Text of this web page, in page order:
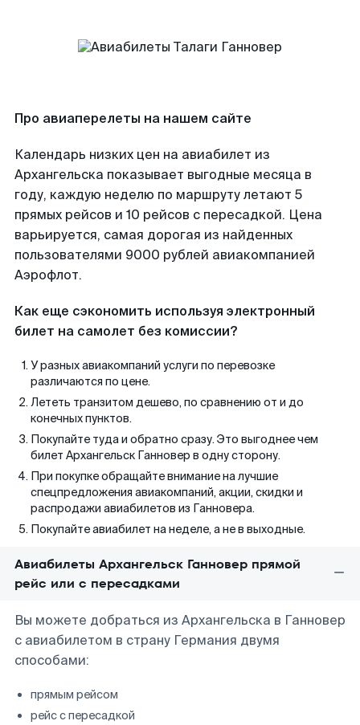
Про авиаперелеты на нашем сайте
Календарь низких цен на авиабилет из
Архангельска показывает выгодные месяца в
году, каждую неделю по маршруту летают 5
прямых рейсов и 10 рейсов с пересадкой. Цена
варьируется, самая дорогая из найденных
пользователями 9000 рублей авиакомпанией
Аэрофлот.
Как еще сэкономить используя электронный
билет на самолет без комиссии?
У разных авиакомпаний услуги по перевозке
различаются по цене.
Лететь транзитом дешево, по сравнению от и до
конечных пунктов.
Покупайте туда и обратно сразу. Это выгоднее чем
билет Архангельск Ганновер в одну сторону.
При покупке обращайте внимание на лучшие
спецпредложения авиакомпаний, акции, скидки и
распродажи авиабилетов из Ганновера.
Покупайте авиабилет на неделе, а не в выходные.
Авиабилеты Архангельск Ганновер прямой
рейс или с пересадками
Вы можете добраться из Архангельска в Ганновер
с авиабилетом в страну Германия двумя
способами:
прямым рейсом
рейс с пересадкой